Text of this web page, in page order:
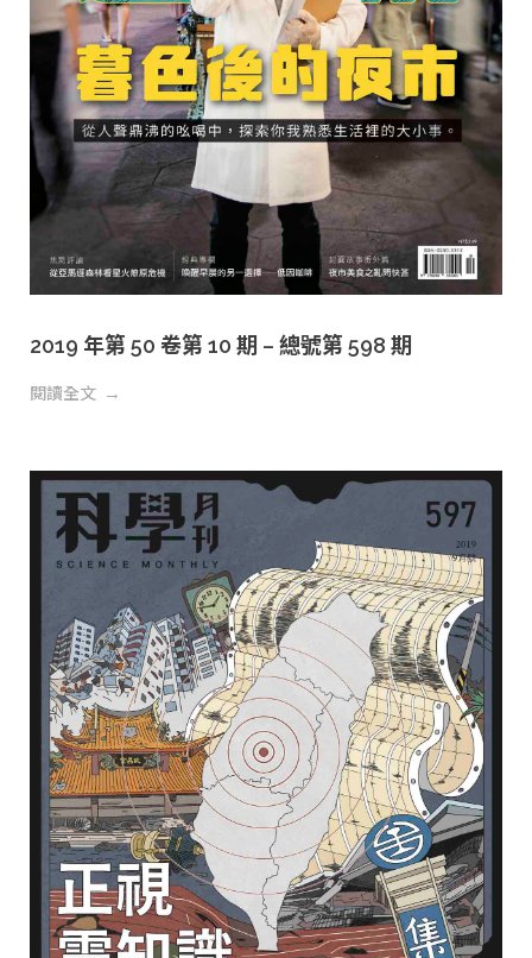
2019 年第 50 卷第 10 期 – 總號第 598 期
閱讀全文